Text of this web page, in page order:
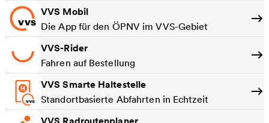
VVS Mobil
Die App für den ÖPNV im VVS-Gebiet
VVS-Rider
Fahren auf Bestellung
VVS Smarte Haltestelle
Standortbasierte Abfahrten in Echtzeit